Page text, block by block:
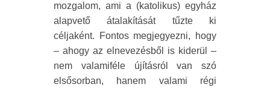
mozgalom, ami a (katolikus) egyház
alapvető átalakítását tűzte ki
céljaként. Fontos megjegyezni, hogy
– ahogy az elnevezésből is kiderül –
nem valamiféle újításról van szó
elsősorban, hanem valami régi